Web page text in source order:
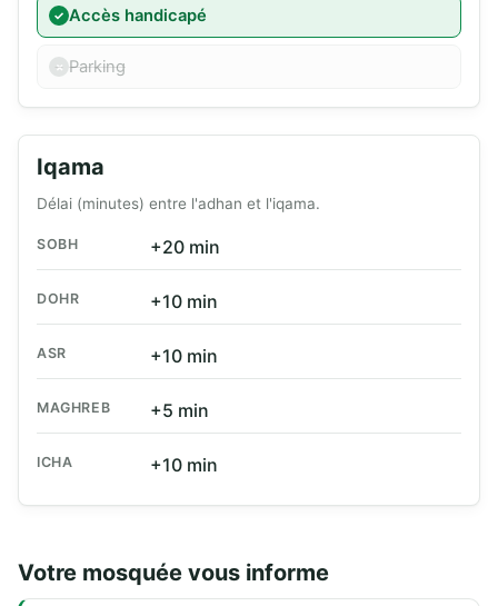
Accès handicapé
Parking
Iqama
Délai (minutes) entre l'adhan et l'iqama.
SOBH +20 min
DOHR +10 min
ASR +10 min
MAGHREB +5 min
ICHA +10 min
Votre mosquée vous informe